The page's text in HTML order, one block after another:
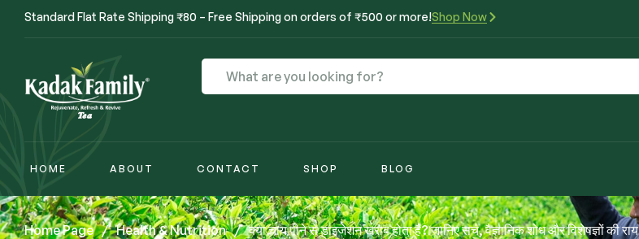
Standard Flat Rate Shipping ₹80 – Free Shipping on orders of ₹500 or more!Shop Now
HOME ABOUT CONTACT SHOP BLOG
Home Page / Health & Nutrition / क्या चाय पीने से डाइजेशन खराब होता है? जानिए सच, वैज्ञानिक शोध और विशेषज्ञों की राय